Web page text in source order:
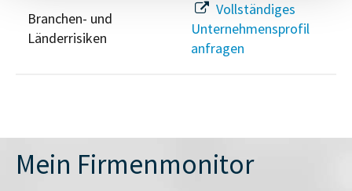
Branchen- und
Länderrisiken
Vollständiges
Unternehmensprofil
anfragen
Mein Firmenmonitor